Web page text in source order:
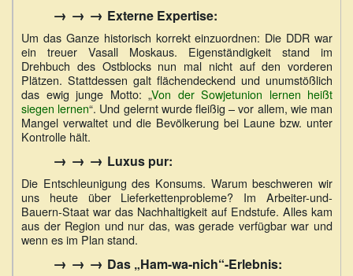
→ → → Externe Expertise:
Um das Ganze historisch korrekt einzuordnen: Die DDR war
ein treuer Vasall Moskaus. Eigenständigkeit stand im
Drehbuch des Ostblocks nun mal nicht auf den vorderen
Plätzen. Stattdessen galt flächendeckend und unumstößlich
das ewig junge Motto: „Von der Sowjetunion lernen heißt
siegen lernen“. Und gelernt wurde fleißig – vor allem, wie man
Mangel verwaltet und die Bevölkerung bei Laune bzw. unter
Kontrolle hält.
→ → → Luxus pur:
Die Entschleunigung des Konsums. Warum beschweren wir
uns heute über Lieferkettenprobleme? Im Arbeiter-und-
Bauern-Staat war das Nachhaltigkeit auf Endstufe. Alles kam
aus der Region und nur das, was gerade verfügbar war und
wenn es im Plan stand.
→ → → Das „Ham-wa-nich“-Erlebnis: